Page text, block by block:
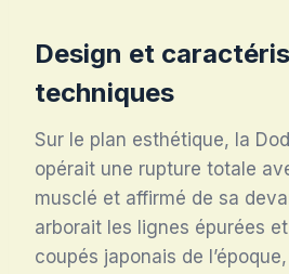
Design et
techniques
Sur le plan esthétique, la
opérait une rupture totale
musclé et affirmé de sa
arborait les lignes épurées
coupés japonais de